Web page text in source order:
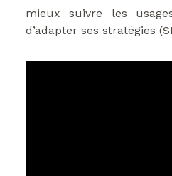
mieux suivre les
d’adapter ses stratégies